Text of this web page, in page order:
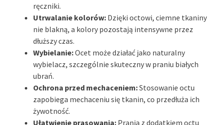
ręczniki.
Utrwalanie kolorów: Dzięki octowi, ciemne tkaniny
nie blakną, a kolory pozostają intensywne przez
dłuższy czas.
Wybielanie:Ocet może działać jako naturalny
wybielacz, szczególnie skuteczny w praniu białych
ubrań.
Ochrona przed mechaceniem:Stosowanie octu
zapobiega mechaceniu się tkanin, co przedłuża ich
żywotność.
Ułatwienie prasowania: Prania z dodatkiem octu